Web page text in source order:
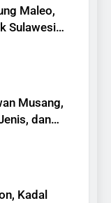
Maleo,
Sulawesi
Punah
Musang,
dan
Kadal